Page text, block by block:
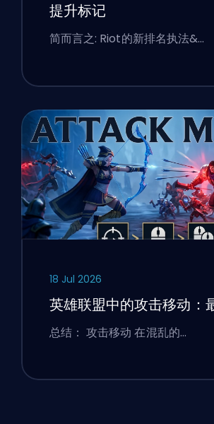
提升标记
简而言之: Riot的新排名执法&…
18 Jul 2026
英雄联盟中的攻击移动：
总结： 攻击移动 在混乱的…